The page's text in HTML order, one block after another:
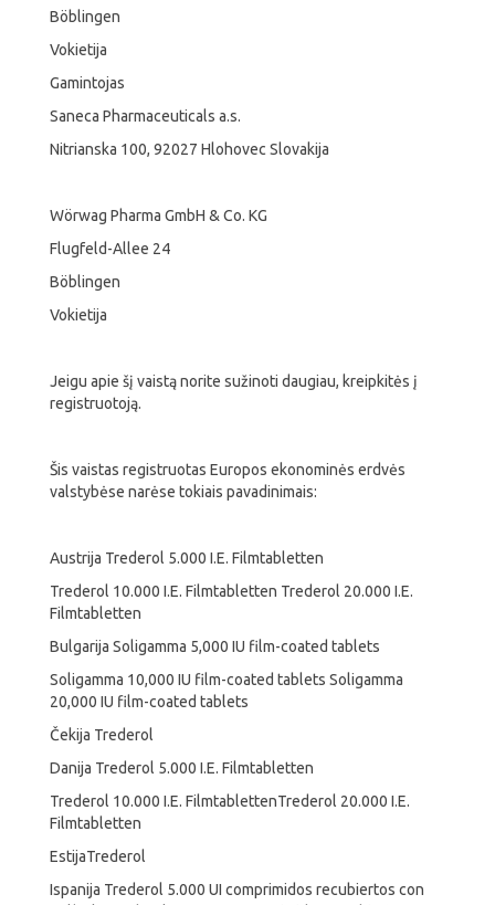
Böblingen
Vokietija
Gamintojas
Saneca Pharmaceuticals a.s.
Nitrianska 100, 92027 Hlohovec Slovakija
Wörwag Pharma GmbH & Co. KG
Flugfeld-Allee 24
Böblingen
Vokietija
Jeigu apie šį vaistą norite sužinoti daugiau, kreipkitės į
registruotoją.
Šis vaistas registruotas Europos ekonominės erdvės
valstybėse narėse tokiais pavadinimais:
Austrija Trederol 5.000 I.E. Filmtabletten
Trederol 10.000 I.E. Filmtabletten Trederol 20.000 I.E.
Filmtabletten
Bulgarija Soligamma 5,000 IU film-coated tablets
Soligamma 10,000 IU film-coated tablets Soligamma
20,000 IU film-coated tablets
Čekija Trederol
Danija Trederol 5.000 I.E. Filmtabletten
Trederol 10.000 I.E. FilmtablettenTrederol 20.000 I.E.
Filmtabletten
EstijaTrederol
Ispanija Trederol 5.000 UI comprimidos recubiertos con